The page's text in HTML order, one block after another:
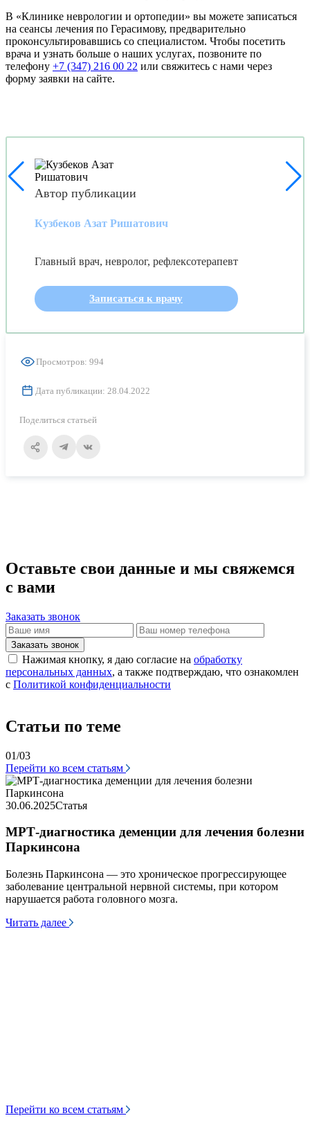
В «Клинике неврологии и ортопедии» вы можете записаться
на сеансы лечения по Герасимову, предварительно
проконсультировавшись со специалистом. Чтобы посетить
врача и узнать больше о наших услугах, позвоните по
телефону +7 (347) 216 00 22 или свяжитесь с нами через
форму заявки на сайте.
Автор публикации
Кузбеков Азат Ришатович
Главный врач, невролог, рефлексотерапевт
Записаться к врачу
Просмотров: 994
Дата публикации: 28.04.2022
Поделиться статьей
Оставьте свои данные и мы свяжемся
с вами
Заказать звонок
Заказать звонок
Нажимая кнопку, я даю согласие на обработку
персональных данных, а также подтверждаю, что ознакомлен
с Политикой конфиденциальности
Статьи по теме
01/03
Перейти ко всем статьям
30.06.2025Статья
МРТ-диагностика деменции для лечения болезни
Паркинсона
Болезнь Паркинсона — это хроническое прогрессирующее
заболевание центральной нервной системы, при котором
нарушается работа головного мозга.
Читать далее
Перейти ко всем статьям